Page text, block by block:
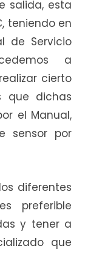
salida, esta
teniendo en
de Servicio
a
cierto
que dichas
el Manual,
sensor por
diferentes
preferible
y tener a
que